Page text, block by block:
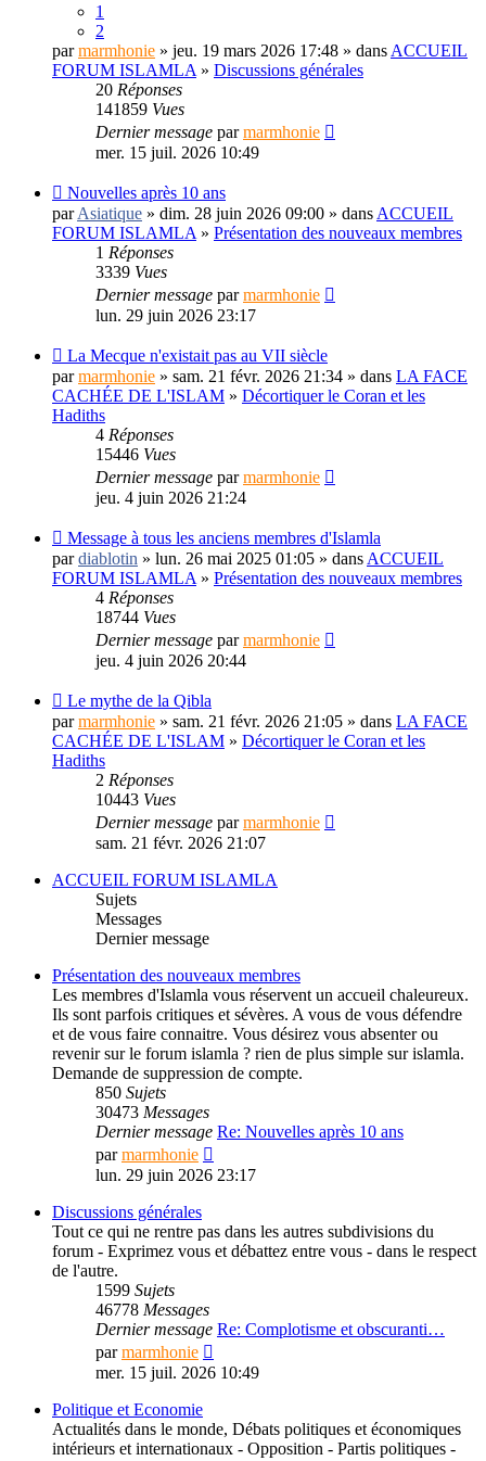
1
2
parmarmhonie » jeu. 19 mars 2026 17:48 » dans ACCUEIL
FORUM ISLAMLA » Discussions générales
20 Réponses
141859 Vues
Dernier message parmarmhonie
mer. 15 juil. 2026 10:49
Nouvelles après 10 ans
parAsiatique » dim. 28 juin 2026 09:00 » dans ACCUEIL
FORUM ISLAMLA » Présentation des nouveaux membres
1 Réponses
3339 Vues
Dernier message parmarmhonie
lun. 29 juin 2026 23:17
La Mecque n'existait pas au VII siècle
parmarmhonie » sam. 21 févr. 2026 21:34 » dans LA FACE
CACHÉE DE L'ISLAM » Décortiquer le Coran et les
Hadiths
4 Réponses
15446 Vues
Dernier message parmarmhonie
jeu. 4 juin 2026 21:24
Message à tous les anciens membres d'Islamla
pardiablotin » lun. 26 mai 2025 01:05 » dans ACCUEIL
FORUM ISLAMLA » Présentation des nouveaux membres
4 Réponses
18744 Vues
Dernier message parmarmhonie
jeu. 4 juin 2026 20:44
Le mythe de la Qibla
parmarmhonie » sam. 21 févr. 2026 21:05 » dans LA FACE
CACHÉE DE L'ISLAM » Décortiquer le Coran et les
Hadiths
2 Réponses
10443 Vues
Dernier message parmarmhonie
sam. 21 févr. 2026 21:07
ACCUEIL FORUM ISLAMLA
Sujets
Messages
Dernier message
Présentation des nouveaux membres
Les membres d'Islamla vous réservent un accueil chaleureux.
Ils sont parfois critiques et sévères. A vous de vous défendre
et de vous faire connaitre. Vous désirez vous absenter ou
revenir sur le forum islamla ? rien de plus simple sur islamla.
Demande de suppression de compte.
850 Sujets
30473 Messages
Dernier message Re: Nouvelles après 10 ans
parmarmhonie
le
lun. 29 juin 2026 23:17
Discussions générales
Tout ce qui ne rentre pas dans les autres subdivisions du
forum - Exprimez vous et débattez entre vous - dans le respect
de l'autre.
1599 Sujets
46778 Messages
Dernier message Re: Complotisme et obscuranti…
parmarmhonie
le
mer. 15 juil. 2026 10:49
Politique et Economie
Actualités dans le monde, Débats politiques et économiques
intérieurs et internationaux - Opposition - Partis politiques -